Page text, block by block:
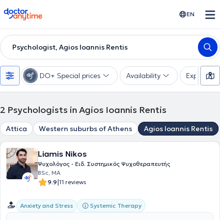
doctoranytime EN
Psychologist, Agios Ioannis Rentis
DO+ Special prices Availability Expertise
2 Psychologists in Agios Ioannis Rentis
Attica Western suburbs of Athens Agios Ioannis Rentis
Liamis Nikos
Ψυχολόγος - Ειδ. Συστημικός Ψυχοθεραπευτής
BSc, MA
9.9|11 reviews
Anxiety and Stress Systemic Therapy